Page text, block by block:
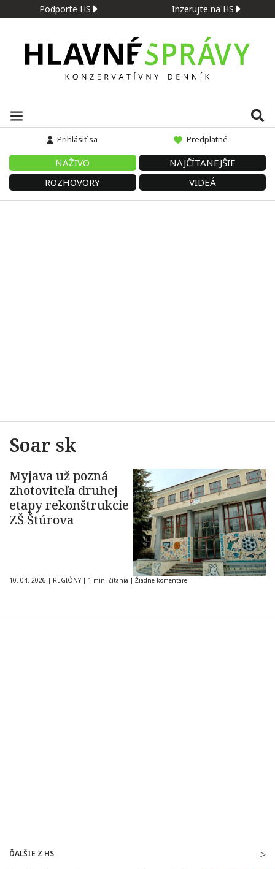
Podporte HS Inzerujte na HS
Prihlásiť sa Predplatné
NAŽIVO
NAJČÍTANEJŠIE
ROZHOVORY
VIDEÁ
Soar sk
Myjava už pozná
zhotoviteľa druhej
etapy rekonštrukcie
ZŠ Štúrova
10. 04. 2026 | REGIÓNY | 1 min. čítania | Žiadne komentáre
ĎALŠIE Z HS